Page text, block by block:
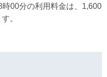
00分の利用料金は、1,600
。